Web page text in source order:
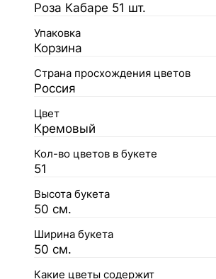
Роза Кабаре 51 шт.
Упаковка
Корзина
Страна просхождения цветов
Россия
Цвет
Кремовый
Кол-во цветов в букете
51
Высота букета
50 см.
Ширина букета
50 см.
Какие цветы содержит